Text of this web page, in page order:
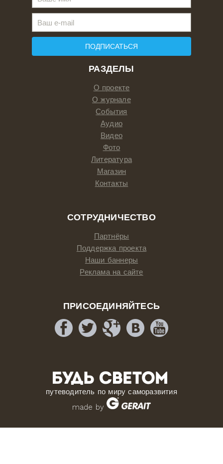
РАЗДЕЛЫ
О проекте
О журнале
События
Аудио
Видео
Фото
Литература
Магазин
Контакты
СОТРУДНИЧЕСТВО
Партнёры
Поддержка проекта
Наши баннеры
Реклама на сайте
ПРИСОЕДИНЯЙТЕСЬ
путеводитель по миру саморазвития
made by
ПОДПИСАТЬСЯ